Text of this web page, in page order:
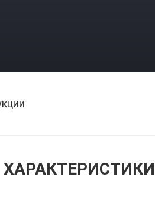
ХАРАКТЕРИСТИКИ